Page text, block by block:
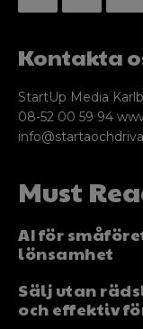
Kontakta
StartUp Media
08-52 00 59 94
Must
AI för
lönsamhet
Sälj utan
och effektiv